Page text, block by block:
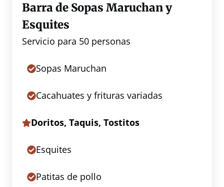
Barra de Sopas Maruchan y
Esquites
Servicio para 50 personas
Sopas Maruchan
Cacahuates y frituras variadas
Doritos, Taquis, Tostitos
Esquites
Patitas de pollo